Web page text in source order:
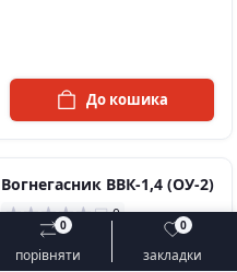
порівняти
0
закладки
0
До кошика
До кошика
Вогнегасник ВВК-1,4 (ОУ-2)
0
950.00 грн